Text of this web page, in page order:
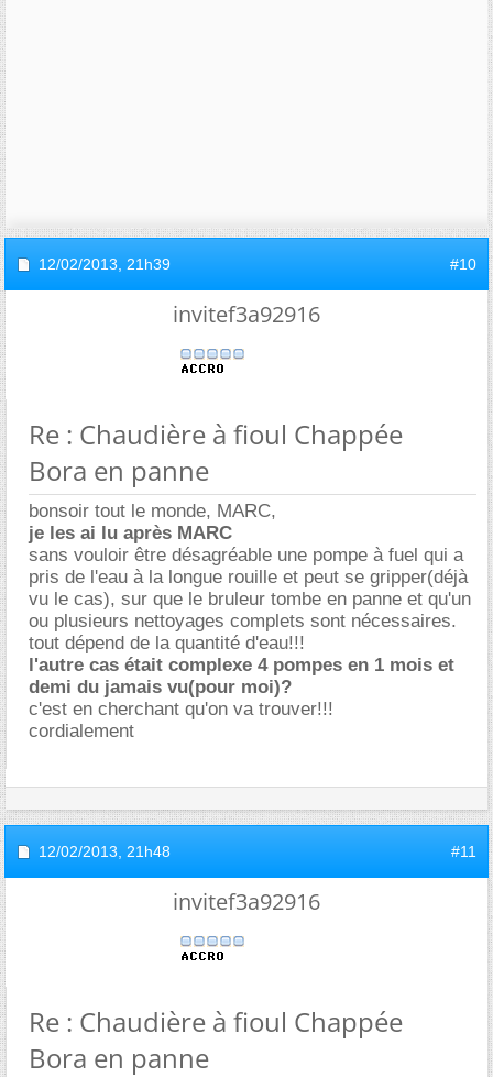
12/02/2013, 21h39 #10
invitef3a92916
Re : Chaudière à fioul Chappée
Bora en panne
bonsoir tout le monde, MARC,
je les ai lu après MARC
sans vouloir être désagréable une pompe à fuel qui a
pris de l'eau à la longue rouille et peut se gripper(déjà
vu le cas), sur que le bruleur tombe en panne et qu'un
ou plusieurs nettoyages complets sont nécessaires.
tout dépend de la quantité d'eau!!!
l'autre cas était complexe 4 pompes en 1 mois et
demi du jamais vu(pour moi)?
c'est en cherchant qu'on va trouver!!!
cordialement
12/02/2013, 21h48 #11
invitef3a92916
Re : Chaudière à fioul Chappée
Bora en panne